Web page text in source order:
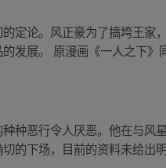
定论。风正豪为了搞垮王
发展。 原漫画《一人之下》
种恶行令人厌恶。他在与
的下场，目前的资料未给出